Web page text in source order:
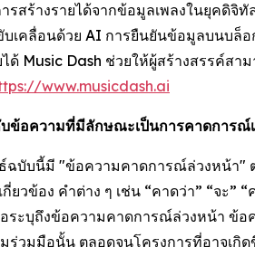
รสร้างรายได้จากข้อมูลเพลงในยุคดิ
เคลื่อนด้วย AI การยืนยันข้อมูลบนบล็
ด้ Music Dash ช่วยให้ผู้สร้างสรรค์ส
www.musicdash.ai
บข้อความที่มีลักษณะเป็นการคาดการ
บับนี้มี "ข้อความคาดการณ์ล่วงหน้า"
ยวข้อง คำต่าง ๆ เช่น “คาดว่า” “จะ
อระบุถึงข้อความคาดการณ์ล่วงหน้า ข้
ร่วมมือนั้น ตลอดจนโครงการที่อาจเ